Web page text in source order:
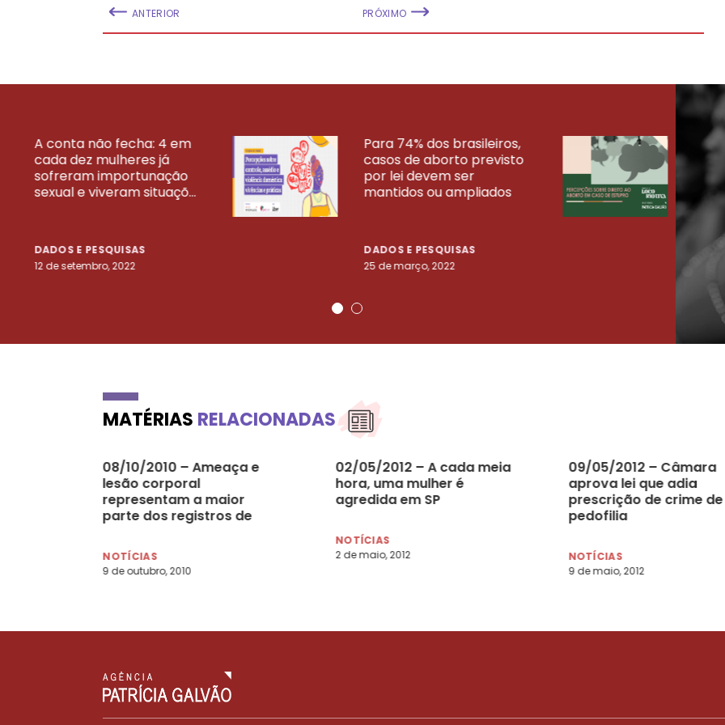
ANTERIOR PRÓXIMO
A conta não fecha: 4 em
cada dez mulheres já
sofreram importunação
sexual e viveram situaçõ...
DADOS E PESQUISAS
12 de setembro, 2022
Para 74% dos brasileiros,
casos de aborto previsto
por lei devem ser
mantidos ou ampliados
DADOS E PESQUISAS
25 de março, 2022
23
VEJA MAIS PESQUISAS
MATÉRIAS RELACIONADAS
08/10/2010 – Ameaça e
lesão corporal
representam a maior
parte dos registros de
(ABrasil)
NOTÍCIAS
9 de outubro, 2010
02/05/2012 – A cada meia
hora, uma mulher é
agredida em SP
NOTÍCIAS
2 de maio, 2012
09/05/2012 – Câmara
aprova lei que adia
prescrição de crime de
pedofilia
NOTÍCIAS
9 de maio, 2012